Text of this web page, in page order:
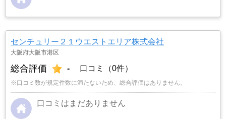
センチュリー２１ウエストエリア株式会社
大阪府大阪市港区
総合評価 - 口コミ（0件）
※口コミ数が規定件数に満たないため、総合評価はありません。
口コミはまだありません